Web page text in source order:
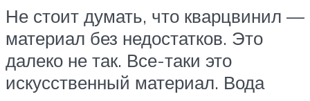
Не стоит думать, что кварцвинил —
материал без недостатков. Это
далеко не так. Все-таки это
искусственный материал. Вода